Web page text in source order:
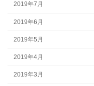
2019年7月
2019年6月
2019年5月
2019年4月
2019年3月